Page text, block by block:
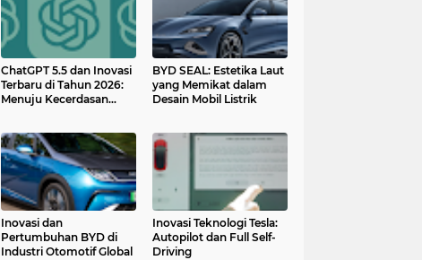
ChatGPT 5.5 dan Inovasi
Terbaru di Tahun 2026:
Menuju Kecerdasan
BYD SEAL: Estetika Laut
yang Memikat dalam
Desain Mobil Listrik
Inovasi dan
Pertumbuhan BYD di
Industri Otomotif Global
Inovasi Teknologi Tesla:
Autopilot dan Full Self-
Driving